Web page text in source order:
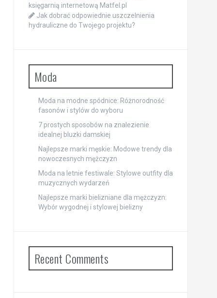
księgarnią internetową Matfel.pl
Jak dobrać odpowiednie uszczelnienia
hydrauliczne do Twojego projektu?
Moda
Moda na modne spódnice: Różnorodność
fasonów i stylów do wyboru
7 prostych sposobów na znalezienie
idealnej bluzki damskiej
Najlepsze marki męskie: Modowe trendy dla
nowoczesnych mężczyzn
Moda na letnie festiwale: Stylowe outfity dla
muzycznych wydarzeń
Najlepsze marki bielizniane dla mężczyzn:
Wybór wygodnej i stylowej bielizny
Recent Comments